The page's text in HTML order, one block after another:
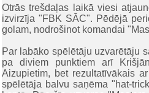
Otrās trešdaļas laikā viesi
izvirzīja "FBK SĀC". Pēdējā
golam, nodrošinot komandai
Par labāko spēlētāju uzvarētāju
pa diviem punktiem arī
Aizupietim, bet rezultatīvākais
spēlētāja balvu saņēma "hat-